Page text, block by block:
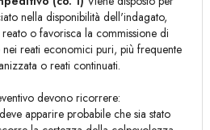
nella disponibilità dell'indagato,
o favorisca la commissione di
reati economici puri, più frequente
o reati continuati.
devono ricorrere:
apparire probabile che sia stato